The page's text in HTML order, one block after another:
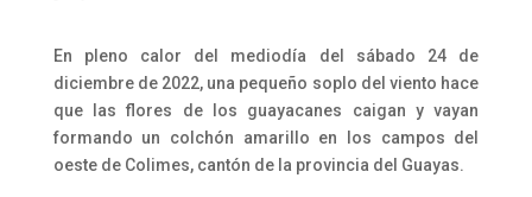
En pleno calor del mediodía del sábado 24 de
diciembre de 2022, una pequeño soplo del viento hace
que las flores de los guayacanes caigan y vayan
formando un colchón amarillo en los campos del
oeste de Colimes, cantón de la provincia del Guayas.